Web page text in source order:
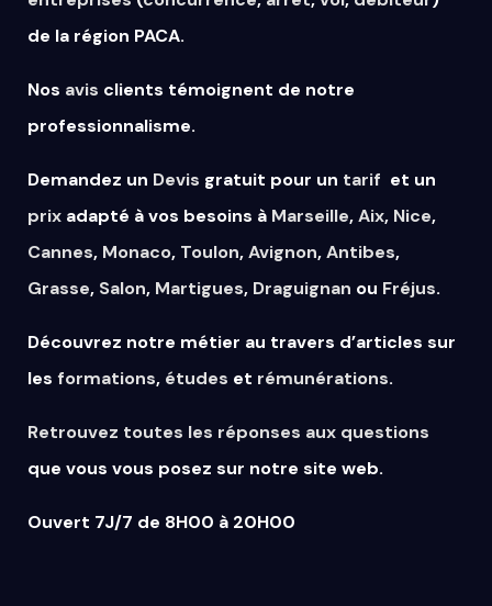
de la région PACA.
Nos avis clients témoignent de notre
professionnalisme.
Demandez un Devis gratuit pour un tarif et un
prix adapté à vos besoins à Marseille,Aix, Nice,
Cannes, Monaco, Toulon,Avignon,Antibes,
Grasse, Salon, Martigues, Draguignan ou Fréjus.
Découvrez notre métier au travers d’articles sur
les formations, études et rémunérations.
Retrouvez toutes les réponses aux questions
que vous vous posez sur notre site web.
Ouvert 7J/7 de 8H00 à 20H00